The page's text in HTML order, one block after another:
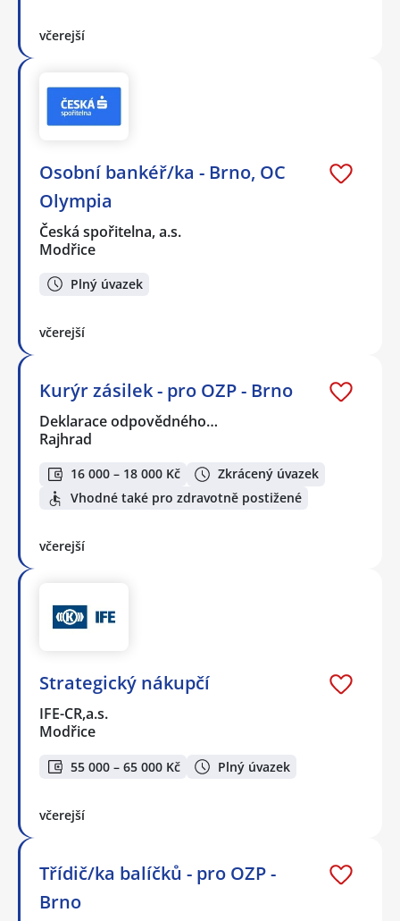
včerejší
Osobní bankéř/ka - Brno, OC
Olympia
Česká spořitelna, a.s.
Modřice
Plný úvazek
včerejší
Kurýr zásilek - pro OZP - Brno
Deklarace odpovědného…
Rajhrad
16 000 – 18 000 Kč
Zkrácený úvazek
Vhodné také pro zdravotně postižené
včerejší
Strategický nákupčí
IFE-CR,a.s.
Modřice
55 000 – 65 000 Kč Plný úvazek
včerejší
Třídič/ka balíčků - pro OZP -
Brno